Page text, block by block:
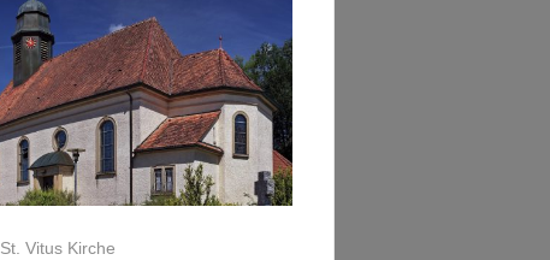
St. Vitus Kirche